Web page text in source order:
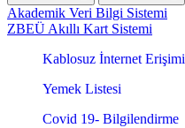
Akademik Veri Bilgi Sistemi
ZBEÜ Akıllı Kart Sistemi
Kablosuz İnternet Erişimi
Yemek Listesi
Covid 19- Bilgilendirme